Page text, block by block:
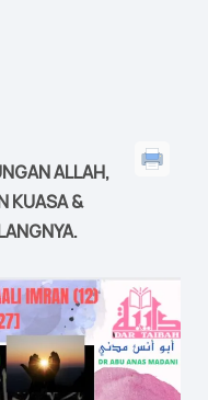
ALLAH,
KUASA &